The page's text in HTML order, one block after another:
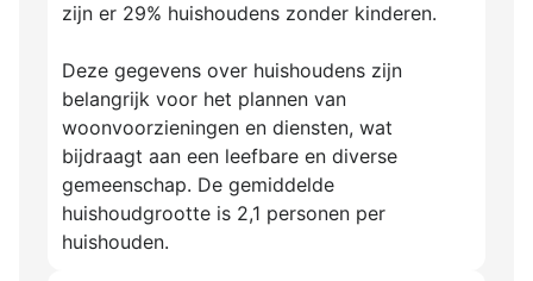
zijn er 29% huishoudens zonder kinderen.
Deze gegevens over huishoudens zijn
belangrijk voor het plannen van
woonvoorzieningen en diensten, wat
bijdraagt aan een leefbare en diverse
gemeenschap. De gemiddelde
huishoudgrootte is 2,1 personen per
huishouden.